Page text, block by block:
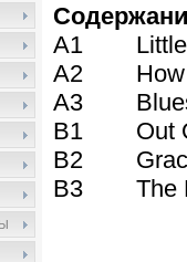
A1 Little
A2 How I
A3 Blues
B1 Out
B2
B3 The